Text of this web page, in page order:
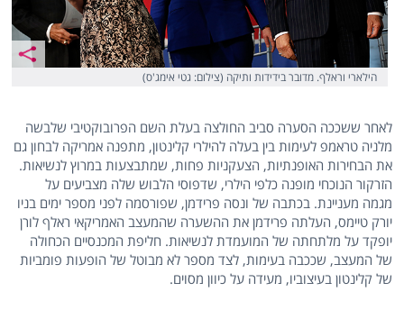
הילארי וראלף. מדובר בידידות ותיקה (צילום: גטי אימג'ס)
לאחר ששככה הסערה סביב החולצה בעלת השם הפרובוקטיבי שלבשה
מלניה טראמפ לעימות בין בעלה להילרי קלינטון, מתפנה אמריקה לבחון גם
את הבחירות האופנתיות, הצעקניות פחות, שמתבצעות במרוץ לנשיאות.
הזרקור הנוכחי מופנה כלפי הילרי, שדפוסי הלבוש שלה מצביעים על
מגמה מעניינת. בכתבה של ונסה פרידמן, שפורסמה לפני מספר ימים בניו
יורק טיימס, העלתה פרידמן את ההשערה שהמעצב האמריקאי ראלף לורן
יופקד על מלתחתה של המועמדת לנשיאות. חליפת המכנסיים הכחולה
של המעצב, שככבה בעימות, לצד מספר לא מבוטל של הופעות פומביות
של קלינטון בעיצוביו, מעידה על כיוון מסוים.